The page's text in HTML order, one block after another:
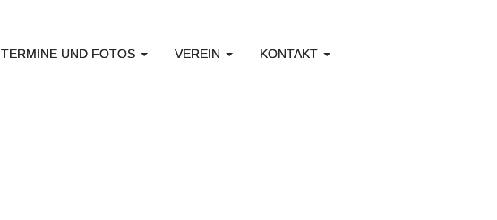
TERMINE UND FOTOS VEREIN KONTAKT